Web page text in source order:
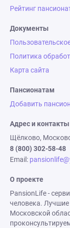
Рейтинг
Документы
Политика
Карта сайта
Пансионатам
Добавить
Адрес и контакты
Щёлково,
8 (800) 302-58-48
Email:
О проекте
PansionLife -
человека.
Московской